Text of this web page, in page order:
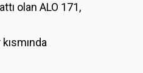
olan ALO 171,